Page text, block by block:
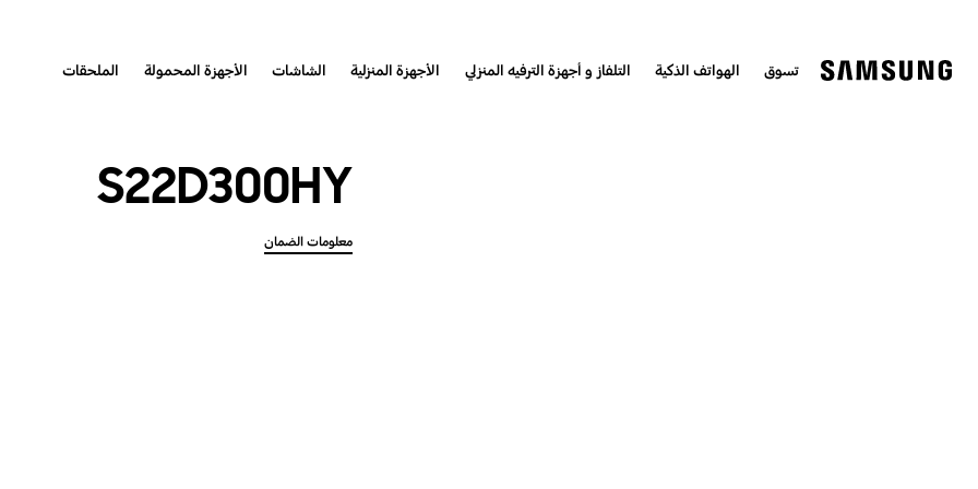
تسوق الهواتف الذكية التلفاز و أجهزة الترفيه المنزلي الأجهزة المنزلية الشاشات الأجهزة المحمولة الملحقات
S22D300HY
معلومات الضمان